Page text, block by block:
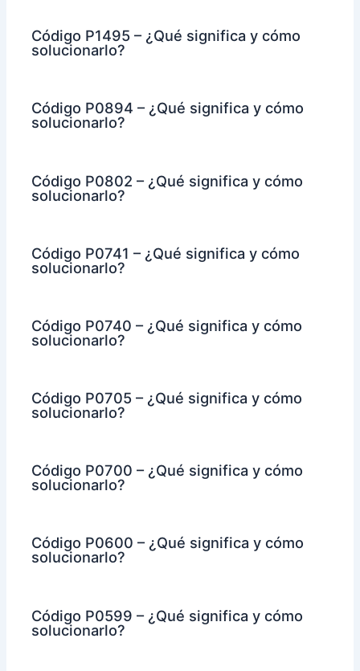
Código P1495 – ¿Qué significa y cómo
solucionarlo?
Código P0894 – ¿Qué significa y cómo
solucionarlo?
Código P0802 – ¿Qué significa y cómo
solucionarlo?
Código P0741 – ¿Qué significa y cómo
solucionarlo?
Código P0740 – ¿Qué significa y cómo
solucionarlo?
Código P0705 – ¿Qué significa y cómo
solucionarlo?
Código P0700 – ¿Qué significa y cómo
solucionarlo?
Código P0600 – ¿Qué significa y cómo
solucionarlo?
Código P0599 – ¿Qué significa y cómo
solucionarlo?